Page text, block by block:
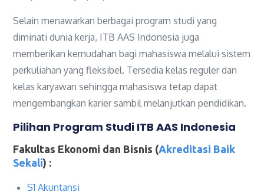
Selain menawarkan berbagai program studi yang
diminati dunia kerja, ITB AAS Indonesia juga
memberikan kemudahan bagi mahasiswa melalui sistem
perkuliahan yang fleksibel. Tersedia kelas reguler dan
kelas karyawan sehingga mahasiswa tetap dapat
mengembangkan karier sambil melanjutkan pendidikan.
Pilihan Program Studi ITB AAS Indonesia
Fakultas Ekonomi dan Bisnis (Akreditasi Baik
Sekali) :
S1 Akuntansi